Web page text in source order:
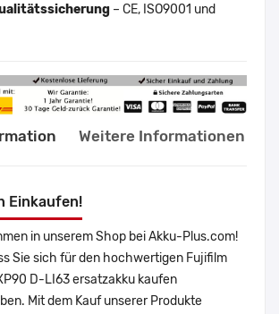
– CE, ISO9001 und
Weitere Informationen
Einkaufen!
in unserem Shop bei Akku-Plus.com!
Sie sich für den hochwertigen Fujifilm
D-LI63 ersatzakku kaufen
Mit dem Kauf unserer Produkte